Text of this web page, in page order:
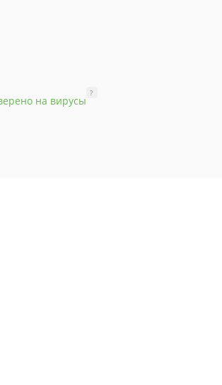
на вирусы
?